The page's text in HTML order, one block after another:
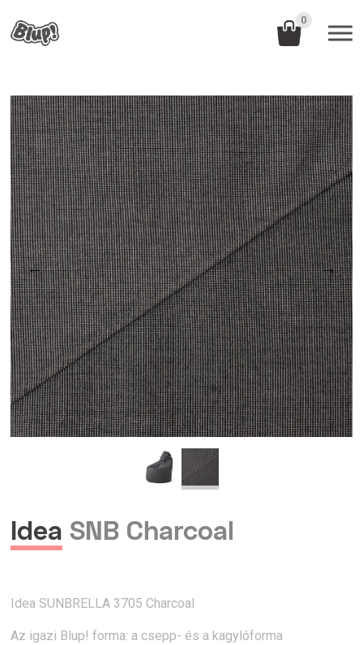
0
← →
Idea SNB Charcoal
Idea SUNBRELLA 3705 Charcoal
Az igazi Blup! forma: a csepp- és a kagylóforma